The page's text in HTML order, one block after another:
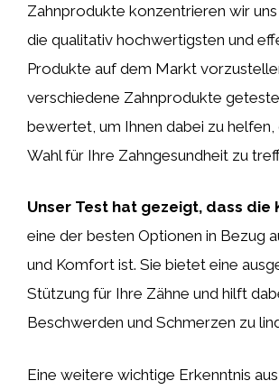
Zahnprodukte konzentrieren wir uns
die qualitativ hochwertigsten und
Produkte auf dem Markt
verschiedene Zahnprodukte
bewertet, um Ihnen dabei zu helfen,
Wahl für Ihre Zahngesundheit zu
Unser Test hat gezeigt, dass die
eine der besten Optionen in Bezug
und Komfort ist. Sie bietet eine
Stützung für Ihre Zähne und hilft
Beschwerden und Schmerzen zu
Eine weitere wichtige Erkenntnis